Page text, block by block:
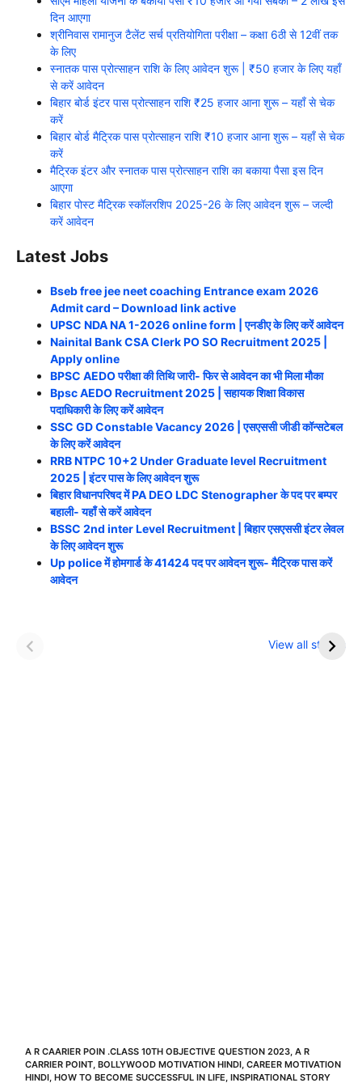
दिन आएगा
श्रीनिवास रामानुज टैलेंट सर्च प्रतियोगिता परीक्षा – कक्षा 6‌ठी से 12वीं तक
के लिए
स्नातक पास प्रोत्साहन राशि के लिए आवेदन शुरू | ₹50 हजार के लिए यहाँ
से करें आवेदन
बिहार बोर्ड इंटर पास प्रोत्साहन राशि ₹25 हजार आना शुरू – यहाँ से चेक
करें
बिहार बोर्ड मैट्रिक पास प्रोत्साहन राशि ₹10 हजार आना शुरू – यहाँ से चेक
करें
मैट्रिक इंटर और स्नातक पास प्रोत्साहन राशि का बकाया पैसा इस दिन
आएगा
बिहार पोस्ट मैट्रिक स्कॉलरशिप 2025-26 के लिए आवेदन शुरू – जल्दी
करें आवेदन
Latest Jobs
Bseb free jee neet coaching Entrance exam 2026
Admit card – Download link active
UPSC NDA NA 1-2026 online form | एनडीए के लिए करें आवेदन
Nainital Bank CSA Clerk PO SO Recruitment 2025 |
Apply online
BPSC AEDO परीक्षा की तिथि जारी- फिर से आवेदन का भी मिला मौका
Bpsc AEDO Recruitment 2025 | सहायक शिक्षा विकास
पदाधिकारी के लिए करें आवेदन
SSC GD Constable Vacancy 2026 | एसएससी जीडी कॉन्सटेबल
के लिए करें आवेदन
RRB NTPC 10+2 Under Graduate level Recruitment
2025 | इंटर पास के लिए आवेदन शुरू
बिहार विधानपरिषद में PA DEO LDC Stenographer के पद पर बम्पर
बहाली- यहाँ से करें आवेदन
BSSC 2nd inter Level Recruitment | बिहार एसएससी इंटर लेवल
के लिए आवेदन शुरू
Up police में होमगार्ड के 41424 पद पर आवेदन शुरू- मैट्रिक पास करें
आवेदन
View all stories
से ज्यादा सैलरी
भी न करें ये काम
A R CAARIER POIN .CLASS 10TH OBJECTIVE QUESTION 2023 A R
CARRIER POINT BOLLYWOOD MOTIVATION HINDI CAREER MOTIVATION
HINDI HOW TO BECOME SUCCESSFUL IN LIFE INSPIRATIONAL STORY